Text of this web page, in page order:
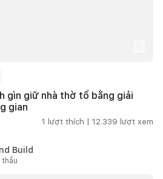
gìn giữ nhà thờ tổ bằng giải
gian
1 lượt thích | 12.339 lượt xem
Build
thầu